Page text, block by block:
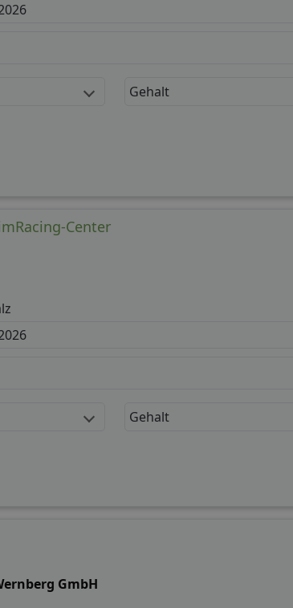
Gehalt
Center
Gehalt
GmbH